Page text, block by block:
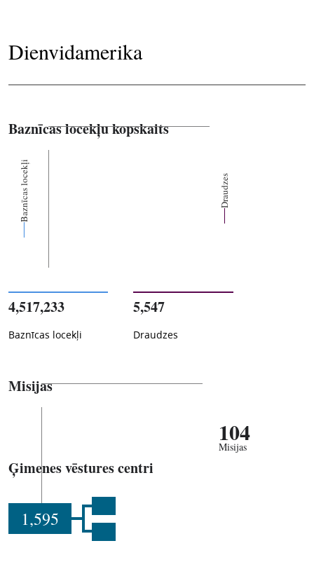
Dienvidamerika
Baznīcas locekļu kopskaits
Baznīcas locekļi Draudzes
4,517,233
Baznīcas locekļi
5,547
Draudzes
Misijas
104
Misijas
Ģimenes vēstures centri
1,595